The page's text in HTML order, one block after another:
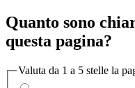
Quanto sono
questa pagina?
Valuta da 1 a 5 stelle la